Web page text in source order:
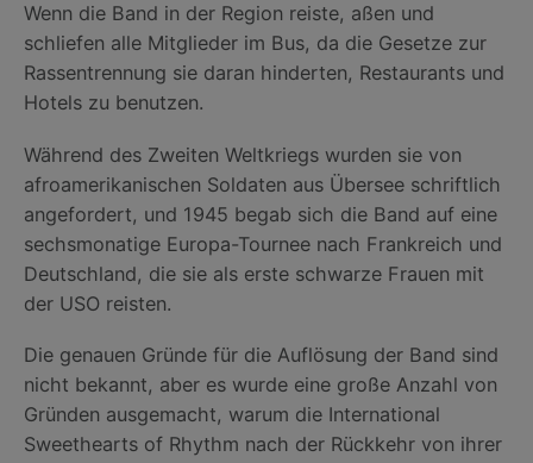
Wenn die Band in der Region reiste, aßen und
schliefen alle Mitglieder im Bus, da die Gesetze zur
Rassentrennung sie daran hinderten, Restaurants und
Hotels zu benutzen.
Während des Zweiten Weltkriegs wurden sie von
afroamerikanischen Soldaten aus Übersee schriftlich
angefordert, und 1945 begab sich die Band auf eine
sechsmonatige Europa-Tournee nach Frankreich und
Deutschland, die sie als erste schwarze Frauen mit
der USO reisten.
Die genauen Gründe für die Auflösung der Band sind
nicht bekannt, aber es wurde eine große Anzahl von
Gründen ausgemacht, warum die International
Sweethearts of Rhythm nach der Rückkehr von ihrer